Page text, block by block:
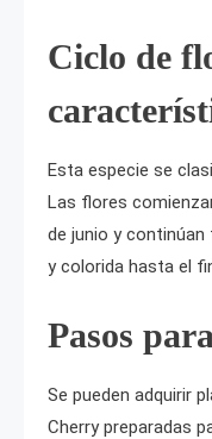
Ciclo de
Esta especie se
Las flores
de junio y continúan
y colorida hasta el
Pasos
Se pueden adquirir
Cherry preparadas